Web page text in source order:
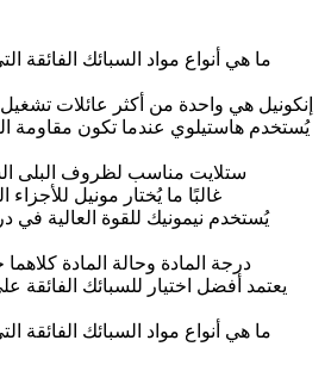
ما هي أنواع مواد السبائك الفائقة
1. إنكونيل هي واحدة من أكثر عائلات
3. ستلايت مناسب لظروف البلى
4. غالبًا ما يُختار مونيل
6. درجة المادة وحالة المادة
ما هي أنواع مواد السبائك الفائقة